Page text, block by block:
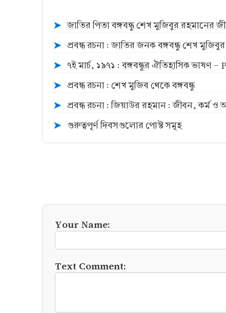
➤ জাতির পিতা বঙ্গবন্ধু শেখ মুজিবুর রহমানের
➤ প্রবন্ধ রচনা : জাতির জনক বঙ্গবন্ধু শেখ
➤ ৭ই মার্চ, ১৯৭১ : বঙ্গবন্ধুর ঐতিহাসিক ভাষণ
➤ প্রবন্ধ রচনা : শেখ মুজিব থেকে বঙ্গবন্ধু
➤ প্রবন্ধ রচনা : জিয়াউর রহমান : জীবন, কর্ম ও
➤ গুরুত্বপূর্ণ দিবসগুলোর পোস্ট সমূহ
Your Name:
Text Comment: